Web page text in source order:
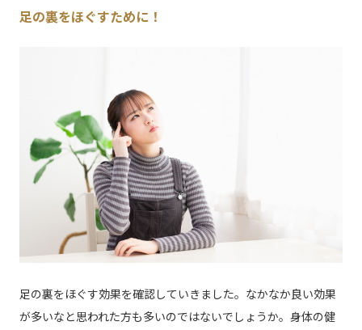
足の裏をほぐすために！
足の裏をほぐす効果を確認していきました。なかなか良い効果
が多いなと思われた方も多いのではないでしょうか。身体の健